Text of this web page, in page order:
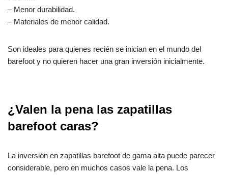
– Menor durabilidad.
– Materiales de menor calidad.
Son ideales para quienes recién se inician en el mundo del
barefoot y no quieren hacer una gran inversión inicialmente.
¿Valen la pena las zapatillas
barefoot caras?
La inversión en zapatillas barefoot de gama alta puede parecer
considerable, pero en muchos casos vale la pena. Los